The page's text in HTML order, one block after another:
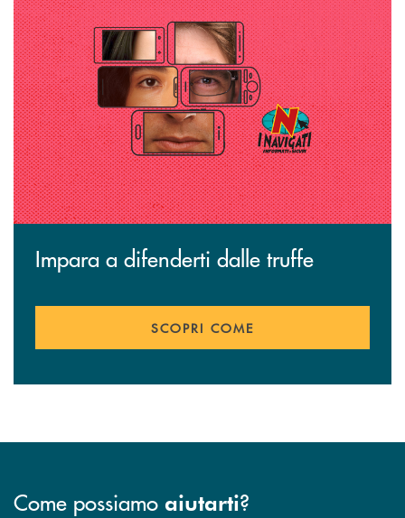
Impara a difenderti dalle truffe
SCOPRI COME
Come possiamo aiutarti?